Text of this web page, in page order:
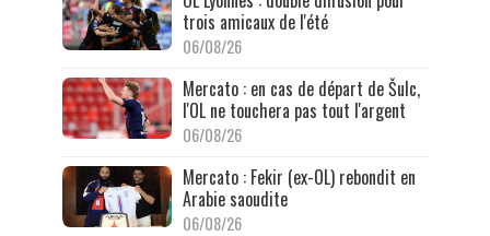
trois amicaux de l'été
06/08/26
Mercato : en cas de départ de Šulc,
l'OL ne touchera pas tout l'argent
06/08/26
Mercato : Fekir (ex-OL) rebondit en
Arabie saoudite
06/08/26